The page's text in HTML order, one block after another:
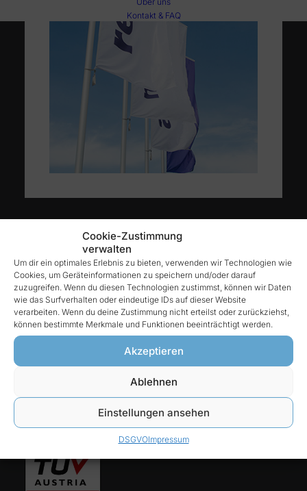
Cookie-Zustimmung
verwalten
Um dir ein optimales Erlebnis zu bieten, verwenden wir Technologien wie
Cookies, um Geräteinformationen zu speichern und/oder darauf
zuzugreifen. Wenn du diesen Technologien zustimmst, können wir Daten
wie das Surfverhalten oder eindeutige IDs auf dieser Website
verarbeiten. Wenn du deine Zustimmung nicht erteilst oder zurückziehst,
können bestimmte Merkmale und Funktionen beeinträchtigt werden.
Akzeptieren
Ablehnen
Einstellungen ansehen
DSGVOImpressum
Kontakt & FAQ
Reintex GmbH
Anhalter Str. 15
68775 Ketsch
06202-927 68 76
E-Mail:
info@reintex.com